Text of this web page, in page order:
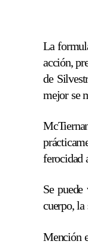
La
acción,
de
mejor se
ferocidad
Se
cuerpo,
Mención